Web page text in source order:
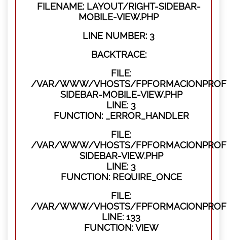
FILENAME: LAYOUT/RIGHT-SIDEBAR-
MOBILE-VIEW.PHP
LINE NUMBER: 3
BACKTRACE:
FILE:
/VAR/WWW/VHOSTS/
SIDEBAR-MOBILE-VIEW.PHP
LINE: 3
FUNCTION: _ERROR_HANDLER
FILE:
/VAR/WWW/VHOSTS/
SIDEBAR-VIEW.PHP
LINE: 3
FUNCTION: REQUIRE_ONCE
FILE:
/VAR/WWW/VHOSTS/
LINE: 133
FUNCTION: VIEW